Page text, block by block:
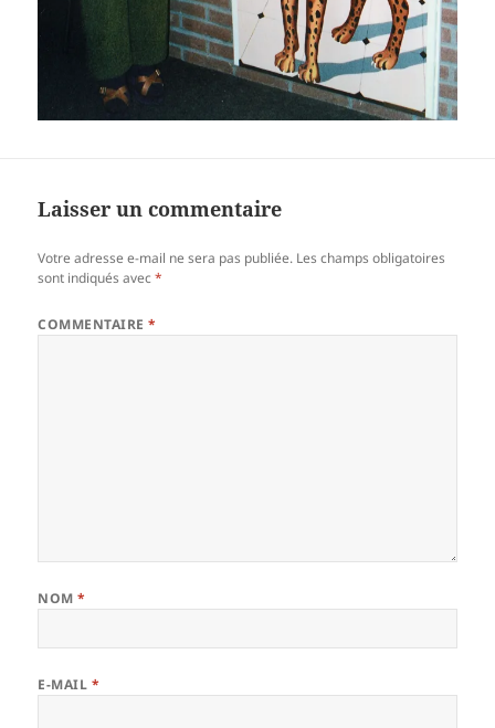
Laisser un commentaire
Votre adresse e-mail ne sera pas publiée. Les champs obligatoires
sont indiqués avec*
COMMENTAIRE*
NOM*
E-MAIL *